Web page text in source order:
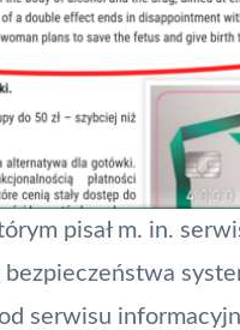
pisał m. in.
serwisu